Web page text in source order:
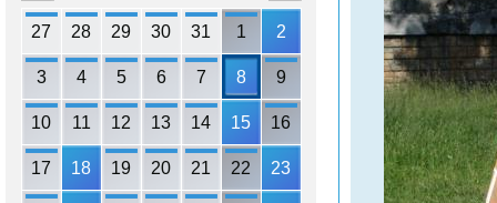
27 28 29 30 31 1 2
3 4 5 6 7 8 9
10 11 12 13 14 15 16
17 18 19 20 21 22 23